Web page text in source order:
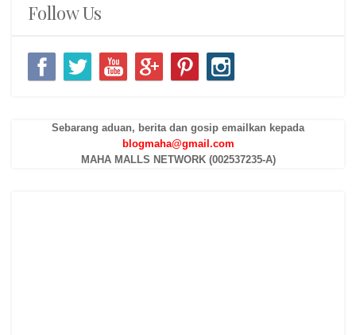
Follow Us
Sebarang aduan, berita dan gosip emailkan kepada
blogmaha@gmail.com
MAHA MALLS NETWORK (002537235-A)